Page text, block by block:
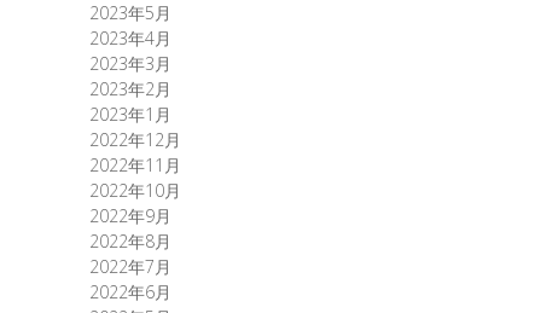
2023年5月
2023年4月
2023年3月
2023年2月
2023年1月
2022年12月
2022年11月
2022年10月
2022年9月
2022年8月
2022年7月
2022年6月